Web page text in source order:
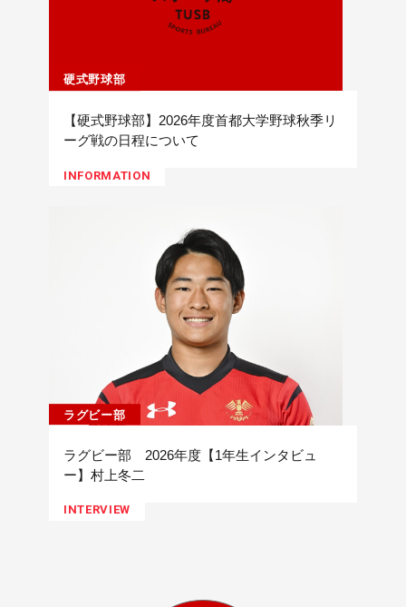
硬式野球部
【硬式野球部】2026年度首都大学野球秋季リ
ーグ戦の日程について
INFORMATION
ラグビー部
ラグビー部 2026年度【1年生インタビュ
ー】村上冬二
INTERVIEW